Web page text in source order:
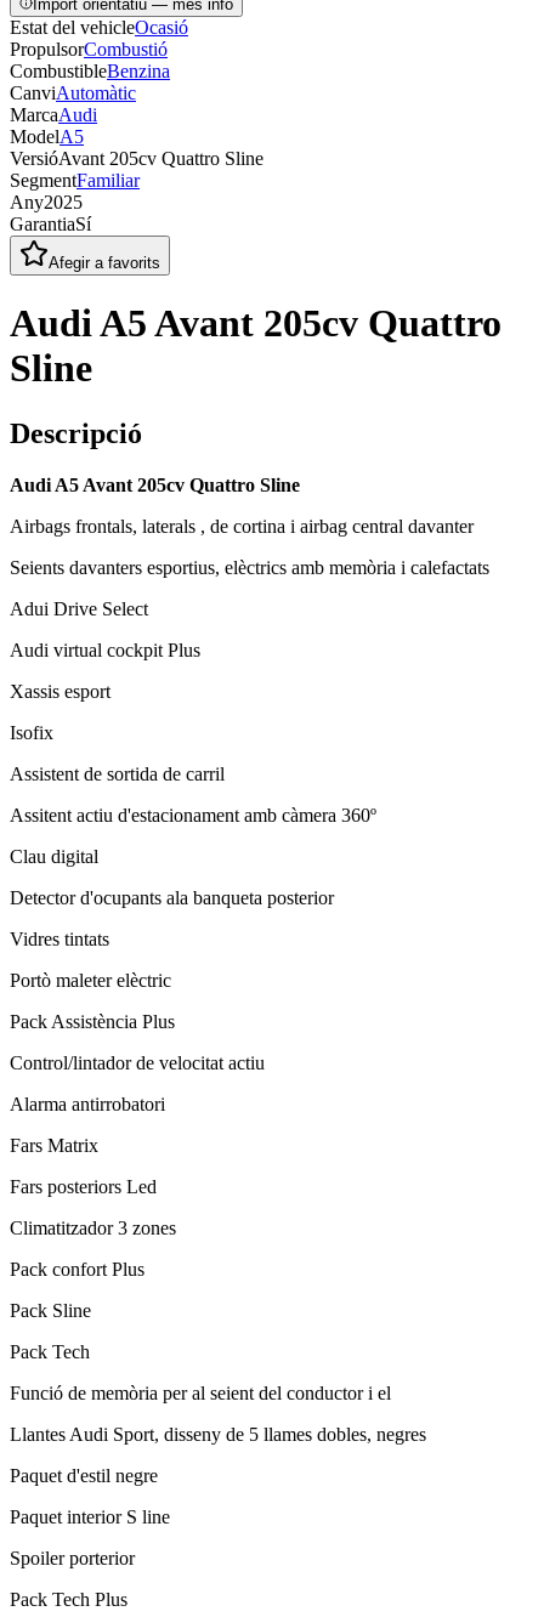
Import orientatiu — més info
Estat del vehicleOcasió
PropulsorCombustió
CombustibleBenzina
CanviAutomàtic
MarcaAudi
ModelA5
VersióAvant 205cv Quattro Sline
SegmentFamiliar
Any2025
GarantiaSí
Afegir a favorits
Audi A5 Avant 205cv Quattro
Sline
Descripció
Audi A5 Avant 205cv Quattro Sline
Airbags frontals, laterals , de cortina i airbag central davanter
Seients davanters esportius, elèctrics amb memòria i calefactats
Adui Drive Select
Audi virtual cockpit Plus
Xassis esport
Isofix
Assistent de sortida de carril
Assitent actiu d'estacionament amb càmera 360º
Clau digital
Detector d'ocupants ala banqueta posterior
Vidres tintats
Portò maleter elèctric
Pack Assistència Plus
Control/lintador de velocitat actiu
Alarma antirrobatori
Fars Matrix
Fars posteriors Led
Climatitzador 3 zones
Pack confort Plus
Pack Sline
Pack Tech
Funció de memòria per al seient del conductor i el
Llantes Audi Sport, disseny de 5 llames dobles, negres
Paquet d'estil negre
Paquet interior S line
Spoiler porterior
Pack Tech Plus